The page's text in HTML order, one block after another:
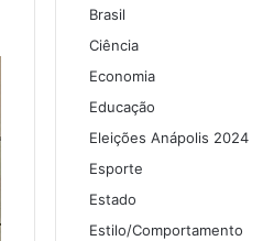
Brasil
Ciência
Economia
Educação
Eleições Anápolis 2024
Esporte
Estado
Estilo/Comportamento